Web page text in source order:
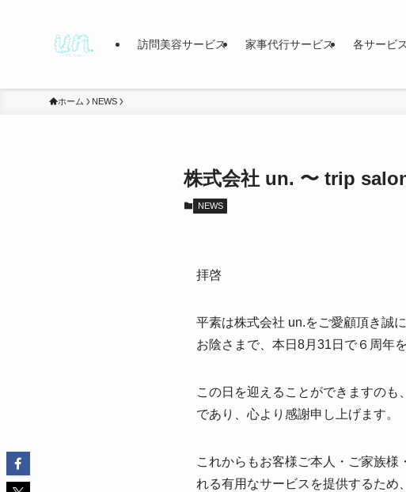
訪問美容サービス 家事代行サービス 各サービ
ホーム NEWS
株式会社 un. 〜 trip
NEWS
拝啓
平素は株式会社 un.をご愛顧頂き誠
お陰さまで、本日8月31日で６周年
この日を迎えることができますのも
であり、心より感謝申し上げます。
これからもお客様ご本人・ご家族
れる有用なサービスを提供するため